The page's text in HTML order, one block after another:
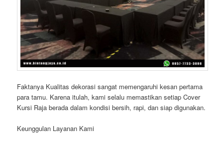
Faktanya Kualitas dekorasi sangat memengaruhi kesan pertama
para tamu. Karena itulah, kami selalu memastikan setiap Cover
Kursi Raja berada dalam kondisi bersih, rapi, dan siap digunakan.
Keunggulan Layanan Kami